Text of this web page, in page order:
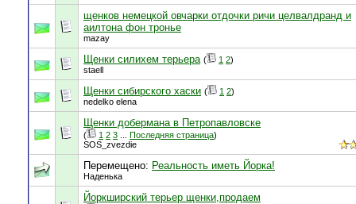
щенков немецкой овчарки отдочки ричи целвалдранд и
аилтона фон тронье
mazay
Щенки силихем терьера ( 1 2)
staell
Щенки сибирского хаски ( 1 2)
nedelko elena
Щенки добермана в Петропавловске
( 1 2 3 Последняя страница)
SOS_zvezdie
Перемещено: Реальность иметь Йорка!
Наденька
Йоркширский терьер щенки,продаем